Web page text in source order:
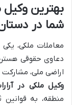
بهترین وکیل
شما در
معاملات ملکی،
دعاوی حقوقی
اراضی ملی،
وکیل ملکی در
منطقه، به قوانین